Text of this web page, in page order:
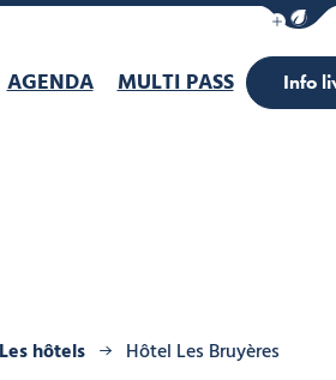
AGENDA MULTI PASS Info
Les hôtels Hôtel Les Bruyères